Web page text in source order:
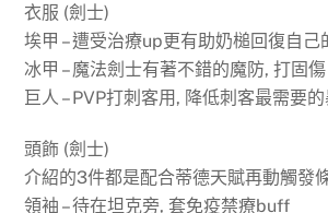
衣服 (劍士)
埃甲 – 遭受治療up更有助奶槌回復自己
冰甲 – 魔法劍士有著不錯的魔防, 打固傷
巨人 – PVP打刺客用, 降低刺客最需要
頭飾 (劍士)
介紹的3件都是配合蒂德天賦再動觸發
領袖 – 待在坦克旁, 套免疫禁療buff